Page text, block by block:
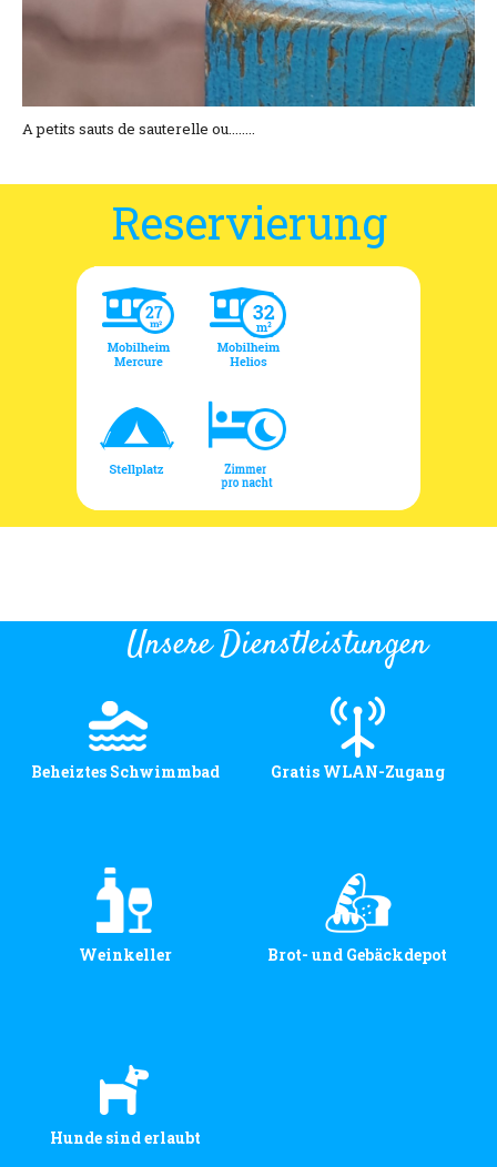
A petits sauts de sauterelle ou........
Reservierung
Unsere Dienstleistungen
Beheiztes Schwimmbad Gratis WLAN-Zugang
Weinkeller Brot- und Gebäckdepot
Hunde sind erlaubt